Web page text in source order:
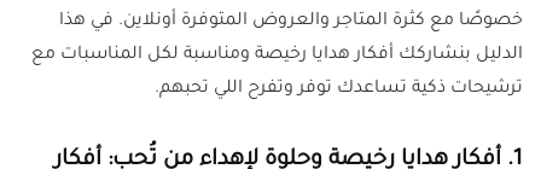
خصوصًا مع كثرة المتاجر والعروض المتوفرة أونلاين. في هذا
الدليل بنشاركك أفكار هدايا رخيصة ومناسبة لكل المناسبات مع
ترشيحات ذكية تساعدك توفر وتفرح اللي تحبهم.
1. أفكار هدايا رخيصة وحلوة لإهداء من تُحب: أفكار